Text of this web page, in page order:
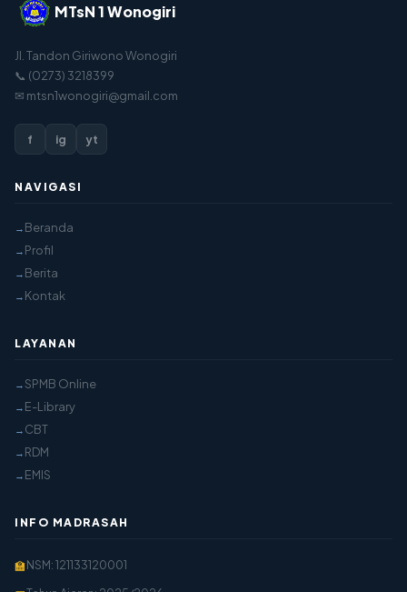
MTsN 1 Wonogiri
Jl. Tandon Giriwono Wonogiri
📞 (0273) 3218399
✉ mtsn1wonogiri@gmail.com
f ig yt
NAVIGASI
Beranda
Profil
Berita
Kontak
LAYANAN
SPMB Online
E-Library
CBT
RDM
EMIS
INFO MADRASAH
🏫NSM: 121133120001